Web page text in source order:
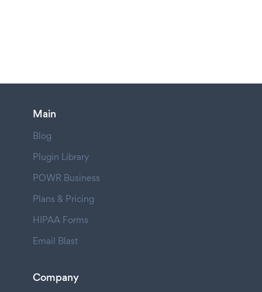
Main
Blog
Plugin Library
POWR Business
Plans & Pricing
HIPAA Forms
Email Blast
Company